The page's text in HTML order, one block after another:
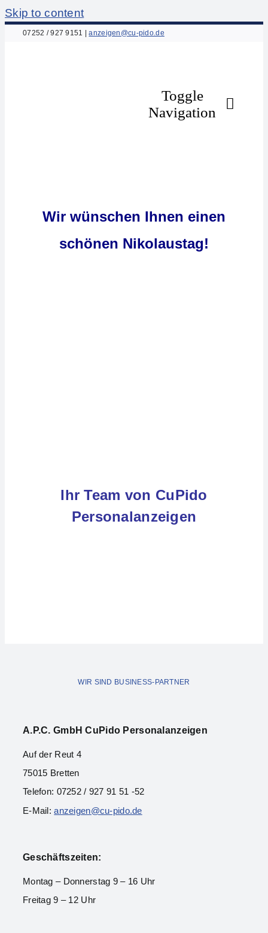
Skip to content
07252 / 927 9151 |anzeigen@cu-pido.de
Toggle
Navigation
Leistungen
Wir wünschen Ihnen einen
schönen Nikolaustag!
Ihr Team von CuPido
Personalanzeigen
WIR SIND BUSINESS-PARTNER
A.P.C. Gmb H CuPido Personalanzeigen
Auf der Reut 4
75015 Bretten
Telefon: 07252 / 927 91 51 -52
E-Mail:anzeigen@cu-pido.de
Geschäftszeiten:
Montag – Donnerstag 9 – 16 Uhr
Freitag 9 – 12 Uhr